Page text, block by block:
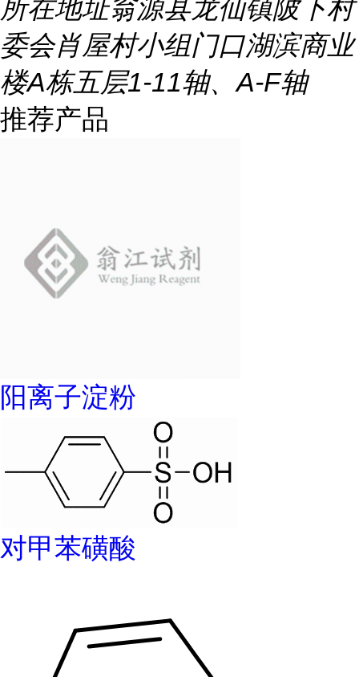
所在地址翁源县龙仙镇陂下村
委会肖屋村小组门口湖滨商业
楼A栋五层1-11轴、A-F轴
推荐产品
阳离子淀粉
对甲苯磺酸